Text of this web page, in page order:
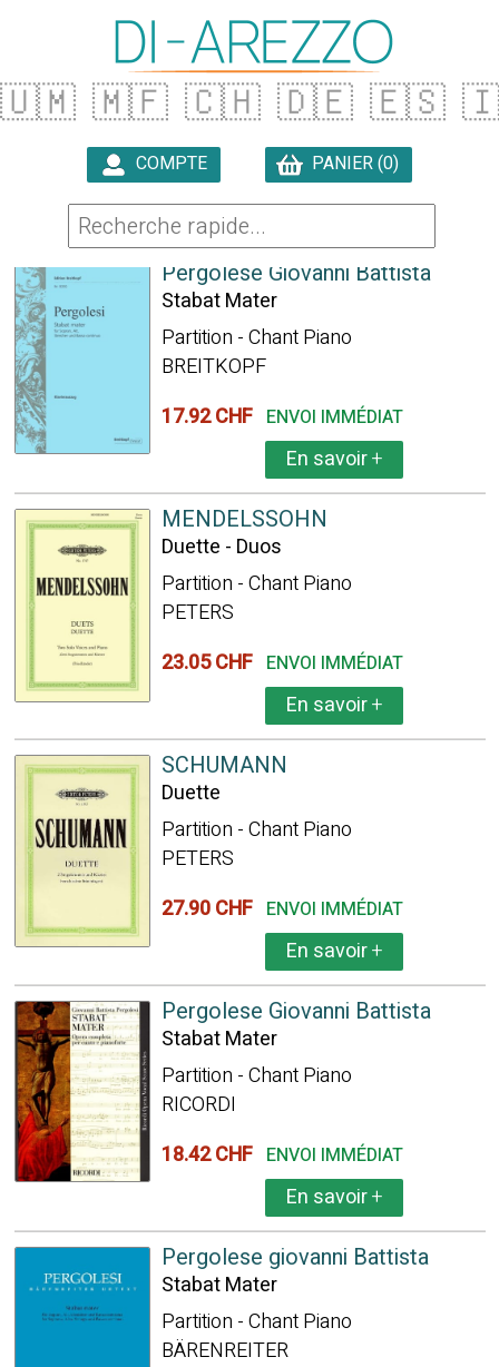
🇺🇲 🇲🇫 🇨🇭 🇩🇪 🇪🇸
COMPTE PANIER (0)
360 ARTICLES TROUVÉS
Pergolese Giovanni Battista
Stabat Mater
Partition - Chant Piano
BREITKOPF
17.92 CHF ENVOI IMMÉDIAT
En savoir+
MENDELSSOHN
Duette - Duos
Partition - Chant Piano
PETERS
23.05 CHF ENVOI IMMÉDIAT
En savoir+
SCHUMANN
Duette
Partition - Chant Piano
PETERS
27.90 CHF ENVOI IMMÉDIAT
En savoir+
Pergolese Giovanni Battista
Stabat Mater
Partition - Chant Piano
RICORDI
18.42 CHF ENVOI IMMÉDIAT
En savoir+
Pergolese giovanni Battista
Stabat Mater
Partition - Chant Piano
BÄRENREITER